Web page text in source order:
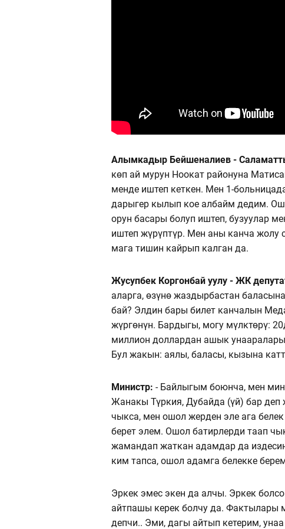
Алымкадыр Бейшеналиев -
көп ай мурун Ноокат районуна
менде иштеп кеткен. Мен 1-
дарыгер кылып кое албайм дедим.
орун басары болуп иштеп, бузуулар
иштеп жүрүптүр. Мен аны канча жолу
мага тишин кайрып калган да.
Жусупбек Коргонбай уулу - ЖК
аларга, өзүнө жаздырбастан
бай? Элдин бары билет канчалын
жүргөнүн. Бардыгы, могу мүлктөрү:
миллион доллардан ашык
Бул жакын: аялы, баласы, кызына
Министр: - Байлыгым боюнча, мен
Жанакы Түркия, Дубайда (үй) бар деп
чыкса, мен ошол жерден эле ага
берет элем. Ошол батирлерди таап
жамандап жаткан адамдар да
ким тапса, ошол адамга белекке
Эркек эмес экен да алчы. Эркек
айтпашы керек болчу да. Фактылары
депчи.. Эми, дагы айтып кетерим,